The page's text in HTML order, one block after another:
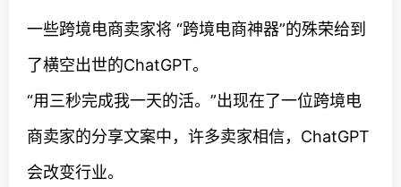
一些跨境电商卖家将 “跨境电商神器”的殊荣给到
了横空出世的ChatGPT。
“用三秒完成我一天的活。”出现在了一位跨境电
商卖家的分享文案中，许多卖家相信，ChatGPT
会改变行业。